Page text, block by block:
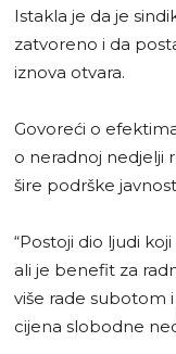
Istakla je da je
zatvoreno i da
iznova otvara.
Govoreći o
o neradnoj nedjelji
šire podrške
“Postoji dio ljudi
ali je benefit za
više rade subotom
cijena slobodne